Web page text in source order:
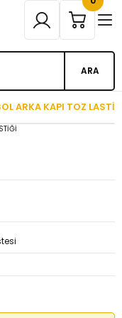
ARA
ARKA KAPI TOZ